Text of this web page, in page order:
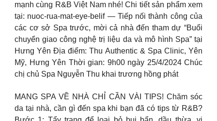
mạnh cùng R&B Việt Nam nhé! Chi tiết sản phẩm xem
tại: nuoc-rua-mat-eye-belif — Tiếp nối thành công của
các cơ sở Spa trước, mời cả nhà đến tham dự “Buổi
chuyển giao công nghệ trị liệu da và mô hình Spa” tại
Hưng Yên Địa điểm: Thu Authentic & Spa Clinic, Yên
Mỹ, Hưng Yên Thời gian: 9h00 ngày 25/4/2024 Chúc
chị chủ Spa Nguyễn Thu khai trương hồng phát
MANG SPA VỀ NHÀ CHỈ CẦN VÀI TIPS! Chăm sóc
da tại nhà, cần gì đến spa khi bạn đã có tips từ R&B?